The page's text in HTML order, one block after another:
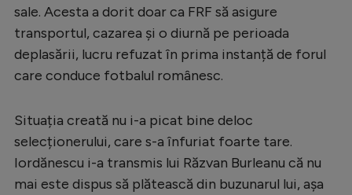
sale. Acesta a dorit doar ca FRF să asigure
transportul, cazarea și o diurnă pe perioada
deplasării, lucru refuzat în prima instanță de forul
care conduce fotbalul românesc.
Situația creată nu i-a picat bine deloc
selecționerului, care s-a înfuriat foarte tare.
Iordănescu i-a transmis lui Răzvan Burleanu că nu
mai este dispus să plătească din buzunarul lui, așa